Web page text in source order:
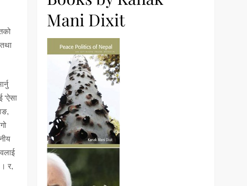
‘ऐसा
र,
Mani Dixit